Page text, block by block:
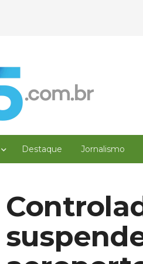
Destaque Jornalismo